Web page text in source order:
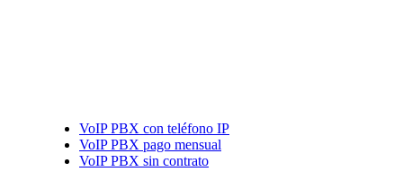
VoIP PBX con teléfono IP
VoIP PBX pago mensual
VoIP PBX sin contrato